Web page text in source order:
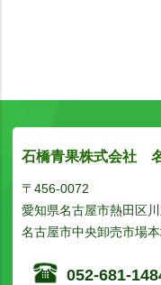
石橋青果株式会社
〒456-0072
愛知県名古屋市熱田区
名古屋市中央卸売市場
052-681-